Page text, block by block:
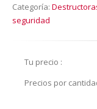
Categoría:
seguridad
Tu precio :
Precios por